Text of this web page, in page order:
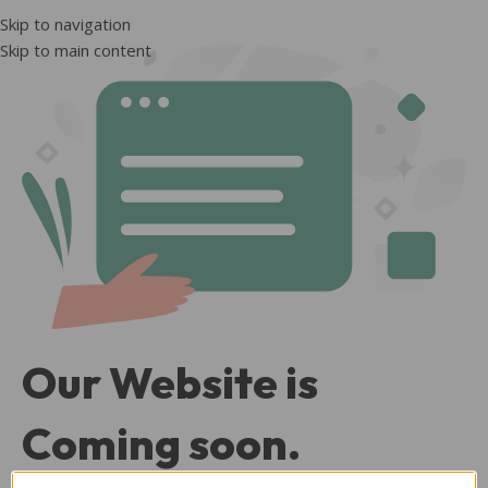
Skip to navigation
Skip to main content
Our Website is
Coming soon.